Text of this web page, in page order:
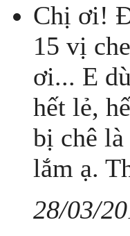
Chị ơi!
15 vị
ơi... E
hết lẻ,
bị chê
lắm ạ.
28/03/